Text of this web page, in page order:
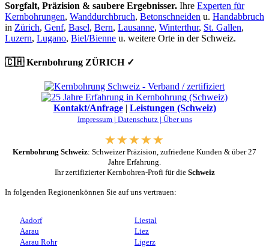
Sorgfalt, Präzision & saubere Ergebnisser. Ihre Experten für
Kernbohrungen, Wanddurchbruch, Betonschneiden u. Handabbruch
in Zürich, Genf, Basel, Bern, Lausanne, Winterthur, St. Gallen,
Luzern, Lugano, Biel/Bienne u. weitere Orte in der Schweiz.
🇨🇭 Kernbohrung ZÜRICH ✓
Kontakt/Anfrage| Leistungen (Schweiz)
Impressum | Datenschutz | Über uns
Kernbohrung Schweiz: Schweizer Präzision, zufriedene Kunden & über 27
Jahre Erfahrung.
Ihr zertifizierter Kernbohren-Profi für die Schweiz
In folgenden Regionenkönnen Sie auf uns vertrauen:
Aadorf
Aarau
Aarau Rohr
Liestal
Liez
Ligerz